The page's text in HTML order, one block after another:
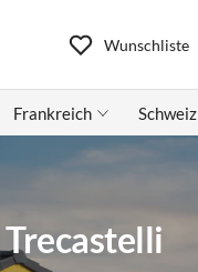
Wunschliste
Frankreich Schweiz